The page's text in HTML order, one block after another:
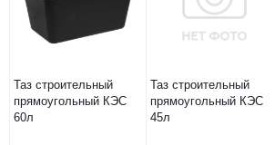
Таз строительный
прямоугольный КЭС
60л
Таз строительный
прямоугольный КЭС
45л